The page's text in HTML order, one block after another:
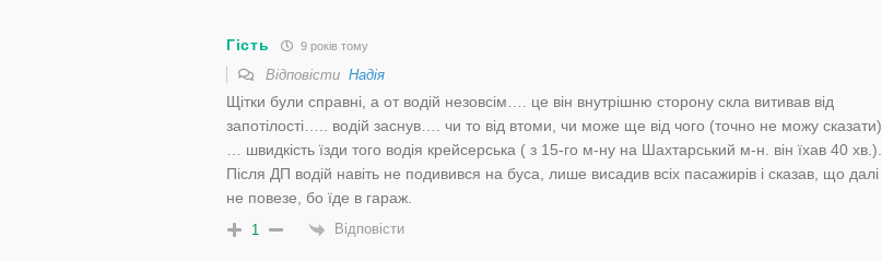
Гість 9 років тому
Відповісти Надія
Щітки були справні, а от водій незовсім…. це він внутрішню сторону скла витивав від
запотілості….. водій заснув…. чи то від втоми, чи може ще від чого (точно не можу сказати)
… швидкість їзди того водія крейсерська ( з 15-го м-ну на Шахтарський м-н. він їхав 40 хв.).
Після ДП водій навіть не подивився на буса, лише висадив всіх пасажирів і сказав, що далі
не повезе, бо їде в гараж.
1 Відповісти